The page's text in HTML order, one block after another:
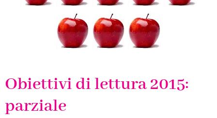
Obiettivi di lettura 2015:
parziale